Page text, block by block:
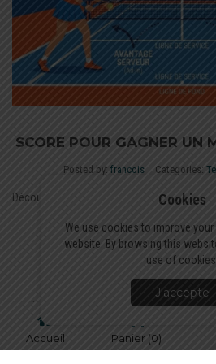
SCORE POUR GAGNER UN
Posted by: francois Categories:
Découvrez les règles du score au tennis :
En voir plus
Tie-break tennis : règles, points et
Deuce tennis : signification,
Accueil
Panier (0)
Cookies
We use cookies to improve
website. By browsing this
use of cookies.
J'accepte